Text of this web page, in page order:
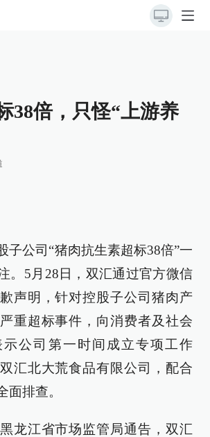
38倍，只怪“上游养
子公司“猪肉抗生素超标38倍”一
。5月28日，双汇通过官方微信
声明，针对控股子公司猪肉产
重超标事件，向消费者及社会
公司第一时间成立专项工作
汇北大荒食品有限公司，配合
面排查。
龙江省市场监管局通告，双汇